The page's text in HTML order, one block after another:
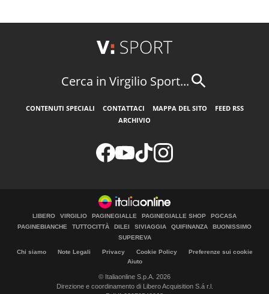
Cerca in Virgilio Sport...
CONTENUTI SPECIALI CONTATTACI MAPPA DEL SITO
FEED RSS
ARCHIVIO
LIBERO VIRGILIO PAGINEGIALLE PAGINEGIALLE SHOP
PGCASA
PAGINEBIANCHE
TUTTOCITTÀ DILEI SIVIAGGIA QUIFINANZA
BUONISSIMO
SUPEREVA
Chi siamo Note Legali Privacy Cookie Policy
Preferenze sui cookie
Aiuto
© Italiaonline S.p.A. 2026
Direzione e coordinamento di Libero Acquisition S.á r.l.